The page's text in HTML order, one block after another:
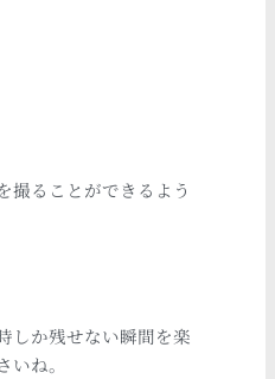
撮ることができるよう
しか残せない瞬間を楽
ね。